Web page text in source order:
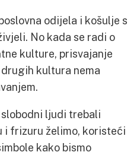
odijela i košulje s
No kada se radi o
kulture, prisvajanje
kultura nema
ljudi trebali
i frizuru želimo, koristeći
kako bismo